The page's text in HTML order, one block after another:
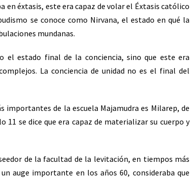
en éxtasis, este era capaz de volar el Éxtasis católico
se conoce como Nirvana, el estado en qué la
mundanas.
el estado final de la conciencia, sino que este era
La conciencia de unidad no es el final del
de la escuela Majamudra es Milarep, de
se dice que era capaz de materializar su cuerpo y
de la facultad de la levitación, en tiempos más
auge importante en los años 60, consideraba que